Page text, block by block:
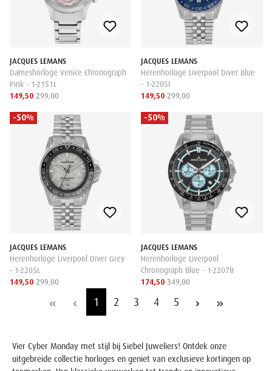
JACQUES LEMANS
Dameshorloge Venice Chronograph
Pink - 1-2151L
149,50 299,00
JACQUES LEMANS
Herenhorloge Liverpool Diver Blue
- 1-2205I
149,50 299,00
-50%
JACQUES LEMANS
Herenhorloge Liverpool Diver Grey
- 1-2205L
149,50 299,00
-50%
JACQUES LEMANS
Herenhorloge Liverpool
Chronograph Blue - 1-2207B
174,50 349,00
1 2 3 4 5
Vier Cyber Monday met stijl bij Siebel Juweliers! Ontdek onze
uitgebreide collectie horloges en geniet van exclusieve kortingen op